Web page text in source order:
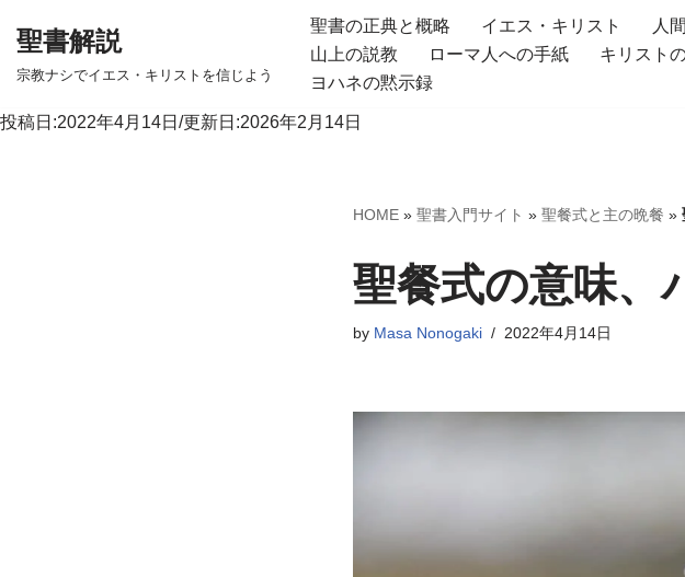
テ
聖書解説
宗教ナシでイエス・キリストを信じよう
聖書の正典と概略 イエス・キリスト 人
山上の説教
ローマ人への手紙 キリスト
ヨハネの黙示録
投稿日:2022年4月14日/更新日:2026年2月14日
HOME » 聖書入門サイト » 聖餐式と主の晩餐 »
聖餐式の意味、
by Masa Nonogaki 2022年4月14日